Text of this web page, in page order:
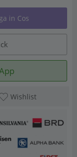
in Cos
Wishlist